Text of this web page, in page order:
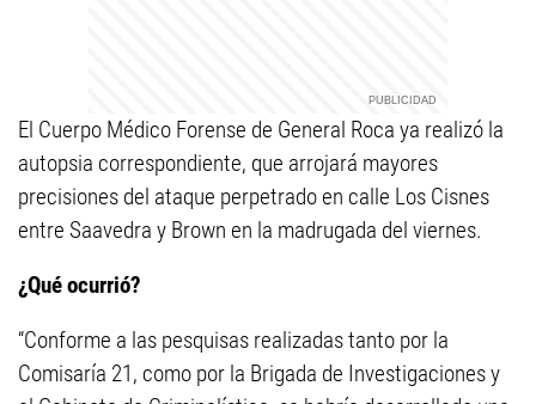
El Cuerpo Médico Forense de General Roca ya realizó la
autopsia correspondiente, que arrojará mayores
precisiones del ataque perpetrado en calle Los Cisnes
entre Saavedra y Brown en la madrugada del viernes.
¿Qué ocurrió?
“Conforme a las pesquisas realizadas tanto por la
Comisaría 21, como por la Brigada de Investigaciones y